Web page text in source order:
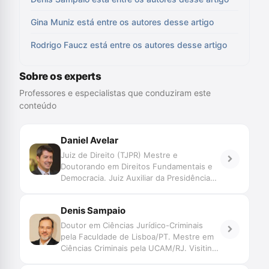
Gina Muniz está entre os autores desse artigo
Rodrigo Faucz está entre os autores desse artigo
Sobre os experts
Professores e especialistas que conduziram este
conteúdo
Daniel Avelar
Juiz de Direito (TJPR) Mestre e
Doutorando em Direitos Fundamentais e
Democracia. Juiz Auxiliar da Presidência
Denis Sampaio
Doutor em Ciências Jurídico-Criminais
pela Faculdade de Lisboa/PT. Mestre em
Ciências Criminais pela UCAM/RJ. Visiting